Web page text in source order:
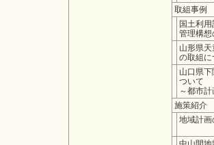
取組事例
国土利
管理構想
山形県
の取組に
山口県
ついて
～都市
施策紹介
地域計画